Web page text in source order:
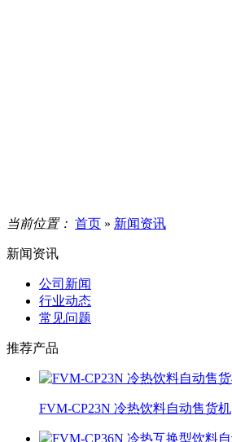
当前位置： 首页 » 新闻资讯
新闻资讯
公司新闻
行业动态
常见问题
推荐产品
FVM-CP23N 冷热饮料自动售货机